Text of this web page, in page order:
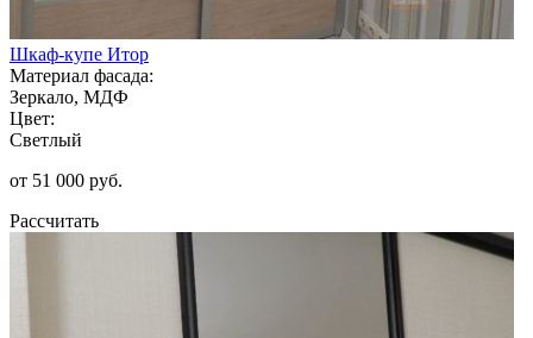
Шкаф-купе Итор
Материал фасада:
Зеркало, МДФ
Цвет:
Светлый
от 51 000 руб.
Рассчитать